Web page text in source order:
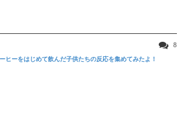
8
ヒーをはじめて飲んだ子供たちの反応を集めてみたよ！